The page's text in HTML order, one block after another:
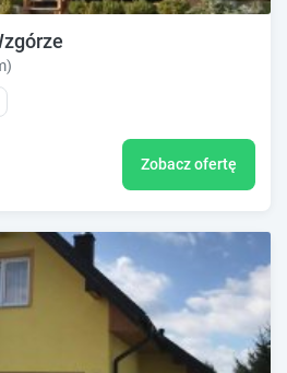
Zobacz ofertę